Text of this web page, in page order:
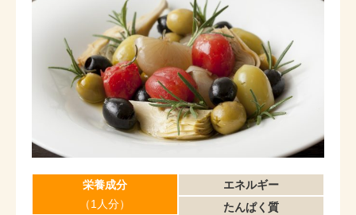
栄養成分
（1人分）
エネルギー
たんぱく質